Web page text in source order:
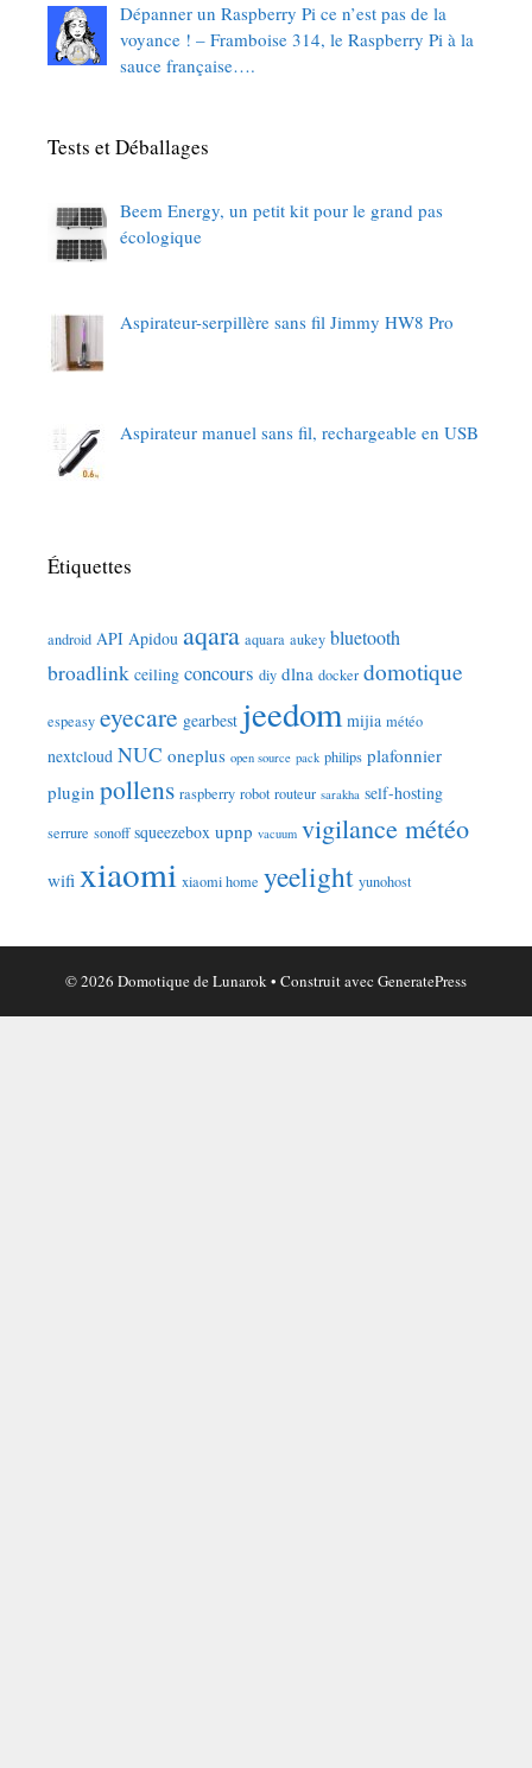
Dépanner un Raspberry Pi ce n’est pas de la
voyance ! – Framboise 314, le Raspberry Pi à la
sauce française….
Tests et Déballages
Beem Energy, un petit kit pour le grand pas
écologique
Aspirateur-serpillère sans fil Jimmy HW8 Pro
Aspirateur manuel sans fil, rechargeable en USB
Étiquettes
android API Apidou aqara aquara aukey bluetooth
broadlink ceiling concours diy dlna docker domotique
espeasy eyecare gearbest jeedom mijia météo
nextcloud NUC oneplus open source pack philips plafonnier
plugin pollens raspberry robot routeur sarakha self-hosting
serrure sonoff squeezebox upnp vacuum vigilance météo
wifi xiaomi xiaomi home yeelight yunohost
© 2026 Domotique de Lunarok • Construit avec GeneratePress